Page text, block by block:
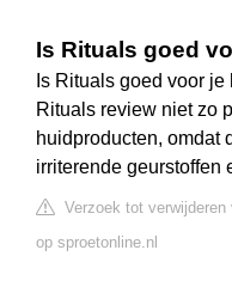
Is Rituals goed
Is Rituals goed voor
Rituals review niet zo
huidproducten, omdat
irriterende geurstoffen
Verzoek tot verwijderen
op sproetonline.nl